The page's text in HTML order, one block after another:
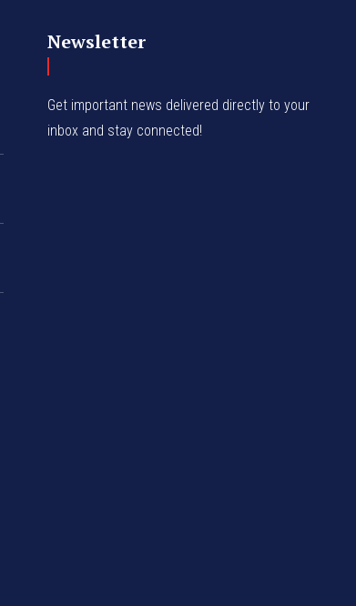
Newsletter
Get important news delivered directly to your
inbox and stay connected!